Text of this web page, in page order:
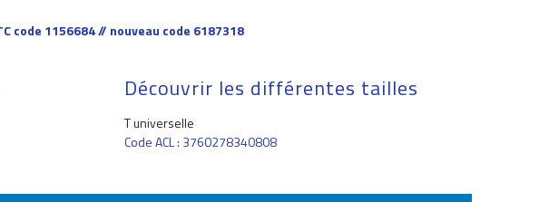
code 1156684 // nouveau code 6187318
Découvrir les différentes tailles
T universelle
Code ACL : 3760278340808